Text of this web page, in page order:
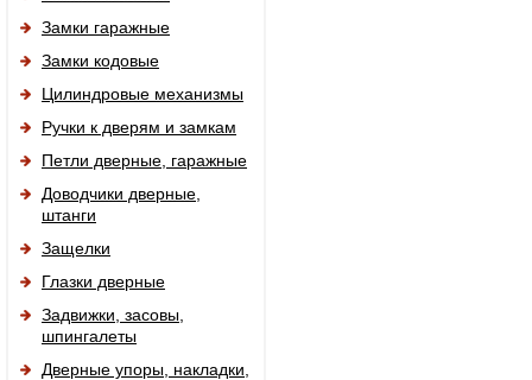
Замки гаражные
Замки кодовые
Цилиндровые механизмы
Ручки к дверям и замкам
Петли дверные, гаражные
Доводчики дверные,
штанги
Защелки
Глазки дверные
Задвижки, засовы,
шпингалеты
Дверные упоры, накладки,